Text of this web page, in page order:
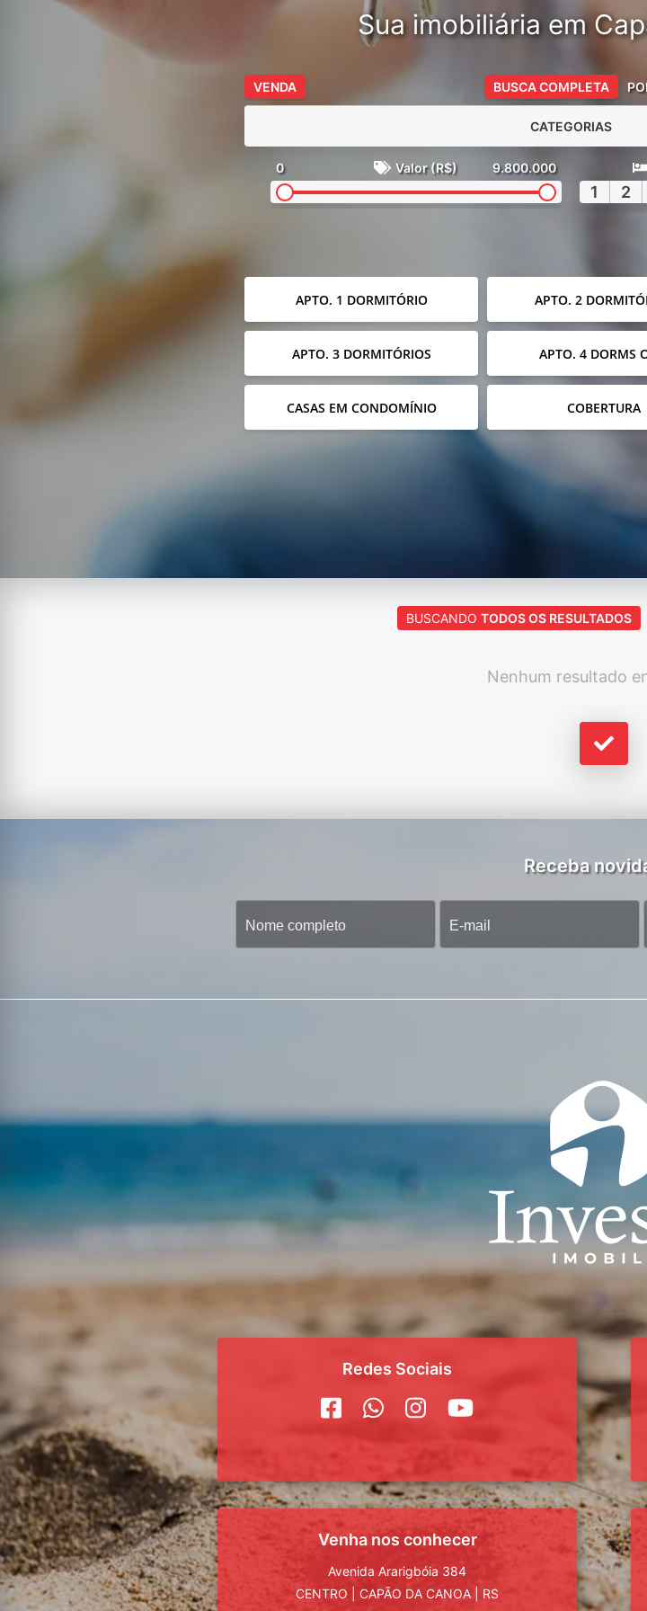
Sua imobiliária em
VENDA BUSCA COMPLETA
CATEGORIAS
0 Valor (R$) 9.800.000
1 2
APTO. 1 DORMITÓRIO APTO. 2
APTO. 3 DORMITÓRIOS APTO. 4 DORMS
CASAS EM CONDOMÍNIO COBERTURA
BUSCANDO TODOS OS RESULTADOS
Nenhum resultado
Receba
Redes Sociais
Venha nos conhecer
Avenida Ararigbóia 384
CENTRO
CAPÃO DA CANOA
RS